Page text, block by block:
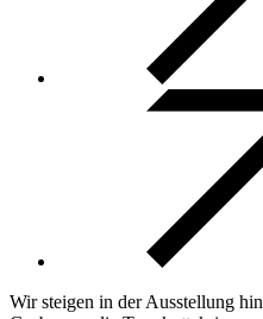
Wir steigen in der Ausstellung